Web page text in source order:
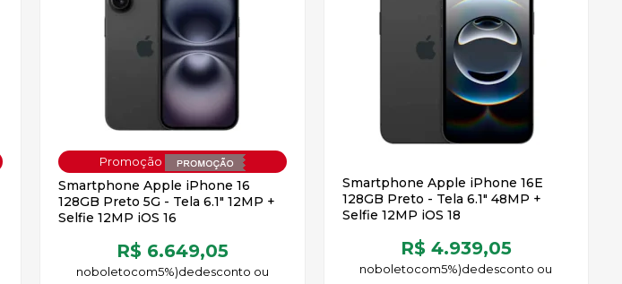
Smartphone Apple iPhone 16
128GB Preto 5G - Tela 6.1" 12MP +
Selfie 12MP iOS 16
R$ 6.649,05
de
5%)
noboleto
Smartphone Apple iPhone 16E
128GB Preto - Tela 6.1" 48MP +
Selfie 12MP iOS 18
R$ 4.939,05
de
5%)
noboleto